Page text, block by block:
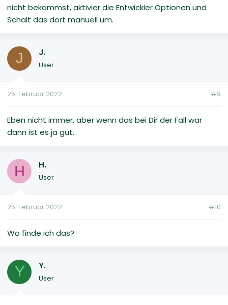
nicht bekommst, aktivier die Entwickler Optionen und
Schalt das dort manuell um.
J J.
User
25. Februar 2022 #9
Eben nicht immer, aber wenn das bei Dir der Fall war
dann ist es ja gut.
H H.
User
25. Februar 2022 #10
Wo finde ich das?
Y Y.
User